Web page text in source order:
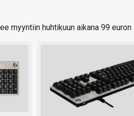
myyntiin huhtikuun aikana 99